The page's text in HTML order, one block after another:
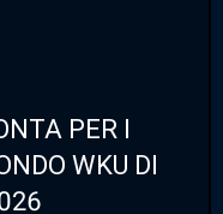
PER I
WKU DI